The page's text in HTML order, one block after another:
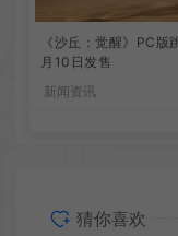
《沙丘：觉醒》PC版
月10日发售
新闻资讯
猜你喜欢